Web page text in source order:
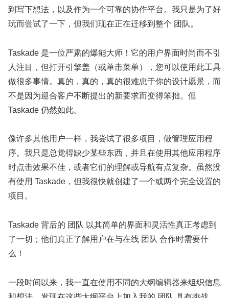
到写下想法，以及作为一个可靠的协作平台。我只是为了好
玩而尝试了一下，但我们现在正在迁移到整个 团队。
Taskade 是一位严肃的爆能大师！它的用户界面时尚而不引
人注目，但打开引擎盖（或单击菜单），您可以使用此工具
做很多事情。真的，真的，真的很难忠于你的设计愿景，而
不是因为迎合客户不断提出的新要求而变得笨拙。但
Taskade 仍然如此。
像许多其他用户一样，我尝试了很多项目，做管理应用程
序。我只是总觉得缺少某些东西，并且在使用其他应用程序
时点击效果不佳，或者它们的理解或导航有点复杂。虽然没
有使用 Taskade，但我很快就创建了一个或两个完全设置的
项目。
Taskade 背后的 团队 以其简单的界面和灵活性真正考虑到
了一切；他们真正了解用户在与在线 团队 合作时需要什
么！
一段时间以来，我一直在使用不同的大纲编辑器来组织信息